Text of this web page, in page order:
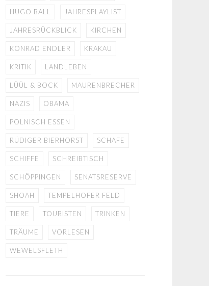
HUGO BALL JAHRESPLAYLIST
JAHRESRÜCKBLICK KIRCHEN
KONRAD ENDLER KRAKAU
KRITIK LANDLEBEN
LÜÜL & BOCK MAURENBRECHER
NAZIS OBAMA
POLNISCH ESSEN
RÜDIGER BIERHORST SCHAFE
SCHIFFE SCHREIBTISCH
SCHÖPPINGEN SENATSRESERVE
SHOAH TEMPELHOFER FELD
TIERE TOURISTEN TRINKEN
TRÄUME VORLESEN
WEWELSFLETH